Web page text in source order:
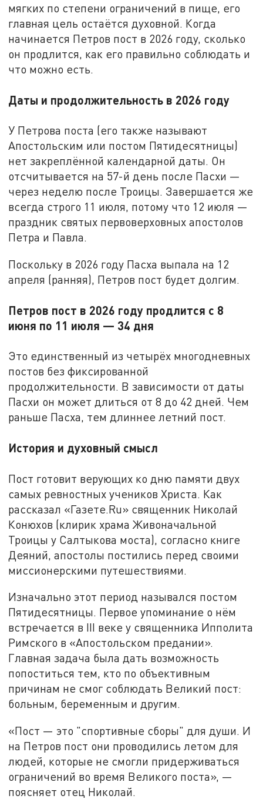
мягких по степени ограничений в пище, его
главная цель остаётся духовной. Когда
начинается Петров пост в 2026 году, сколько
он продлится, как его правильно соблюдать и
что можно есть.
Даты и продолжительность в 2026 году
У Петрова поста (его также называют
Апостольским или постом Пятидесятницы)
нет закреплённой календарной даты. Он
отсчитывается на 57-й день после Пасхи —
через неделю после Троицы. Завершается же
всегда строго 11 июля, потому что 12 июля —
праздник святых первоверховных апостолов
Петра и Павла.
Поскольку в 2026 году Пасха выпала на 12
апреля (ранняя), Петров пост будет долгим.
Петров пост в 2026 году продлится с 8
июня по 11 июля — 34 дня
Это единственный из четырёх многодневных
постов без фиксированной
продолжительности. В зависимости от даты
Пасхи он может длиться от 8 до 42 дней. Чем
раньше Пасха, тем длиннее летний пост.
История и духовный смысл
Пост готовит верующих ко дню памяти двух
самых ревностных учеников Христа. Как
рассказал «Газете.Ru» священник Николай
Конюхов (клирик храма Живоначальной
Троицы у Салтыкова моста), согласно книге
Деяний, апостолы постились перед своими
миссионерскими путешествиями.
Изначально этот период назывался постом
Пятидесятницы. Первое упоминание о нём
встречается в III веке у священника Ипполита
Римского в «Апостольском предании».
Главная задача была дать возможность
попоститься тем, кто по объективным
причинам не смог соблюдать Великий пост:
больным, беременным и другим.
«Пост — это "спортивные сборы" для души. И
на Петров пост они проводились летом для
людей, которые не смогли придерживаться
ограничений во время Великого поста», —
поясняет отец Николай.